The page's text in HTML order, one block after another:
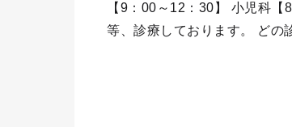
【9：00～12：30】 小児科
等、診療しております。 どの